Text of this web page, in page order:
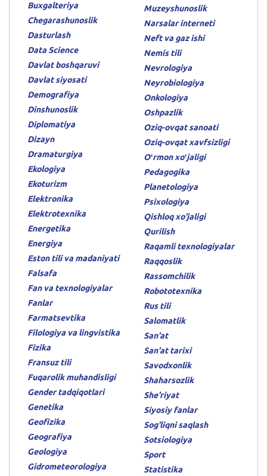
Buxgalteriya
Chegarashunoslik
Dasturlash
Data Science
Davlat boshqaruvi
Davlat siyosati
Demografiya
Dinshunoslik
Diplomatiya
Dizayn
Dramaturgiya
Ekologiya
Ekoturizm
Elektronika
Elektrotexnika
Energetika
Energiya
Eston tili va madaniyati
Falsafa
Fan va texnologiyalar
Fanlar
Farmatsevtika
Filologiya va lingvistika
Fizika
Fransuz tili
Fuqarolik muhandisligi
Gender tadqiqotlari
Genetika
Geofizika
Geografiya
Geologiya
Gidrometeorologiya
Muzeyshunoslik
Narsalar interneti
Neft va gaz ishi
Nemis tili
Nevrologiya
Neyrobiologiya
Onkologiya
Oshpazlik
Oziq-ovqat sanoati
Oziq-ovqat xavfsizligi
Oʻrmon xoʻjaligi
Pedagogika
Planetologiya
Psixologiya
Qishloq xo'jaligi
Qurilish
Raqamli texnologiyalar
Raqqoslik
Rassomchilik
Robototexnika
Rus tili
Salomatlik
San'at
San'at tarixi
Savodxonlik
Shaharsozlik
She'riyat
Siyosiy fanlar
Sog'liqni saqlash
Sotsiologiya
Sport
Statistika